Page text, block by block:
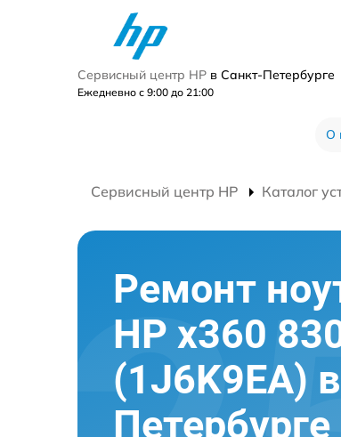
Сервисный центр HP в Санкт-Петербурге
Ежедневно с 9:00 до 21:00
О
Сервисный центр HP Каталог
Ремонт
HP x360
(1J6K9EA)
Петербурге